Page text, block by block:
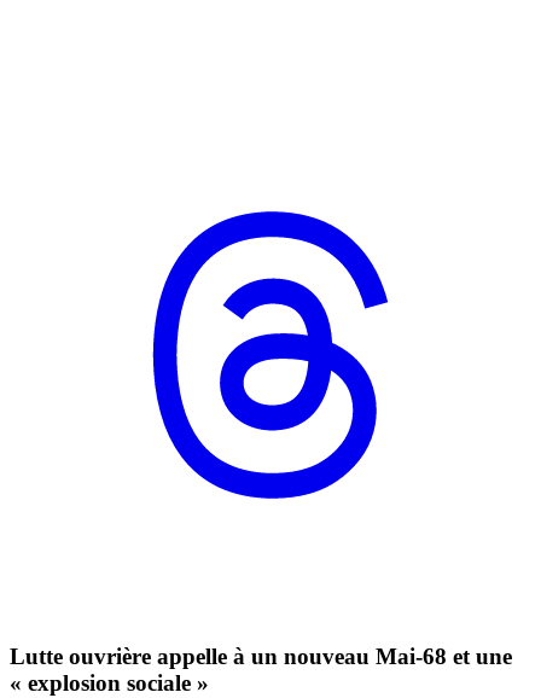
Lutte ouvrière appelle à un nouveau Mai-68 et une
« explosion sociale »